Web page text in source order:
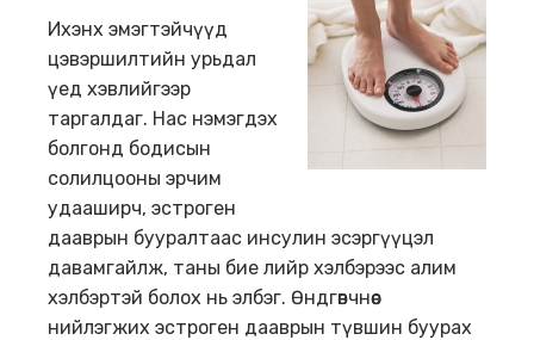
Ихэнх эмэгтэйчүүд
цэвэршилтийн урьдал
үед хэвлийгээр
таргалдаг. Нас нэмэгдэх
болгонд бодисын
солилцооны эрчим
удааширч, эстроген
дааврын бууралтаас инсулин эсэргүүцэл
давамгайлж, таны бие лийр хэлбэрээс алим
хэлбэртэй болох нь элбэг. Өндгөвчнөөс
нийлэгжих эстроген дааврын түвшин буурах